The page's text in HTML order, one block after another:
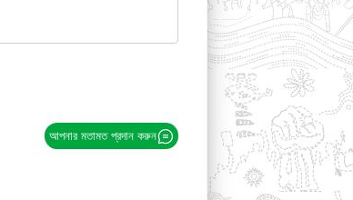
আপনার মতামত প্রদান করুন